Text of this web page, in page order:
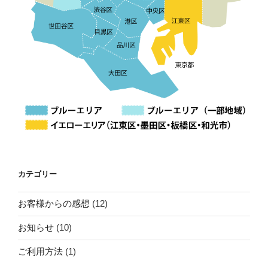
カテゴリー
お客様からの感想 (12)
お知らせ (10)
ご利用方法 (1)